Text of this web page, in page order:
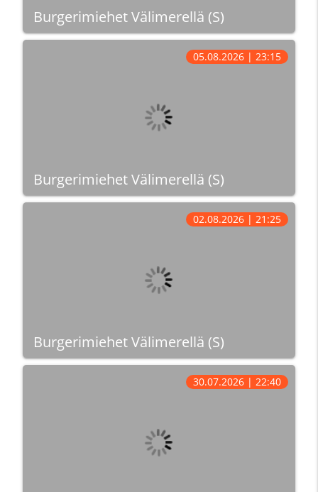
Burgerimiehet Välimerellä (S)
Burgerimiehet Välimerellä (S)
05.08.2026 | 23:15
Burgerimiehet Välimerellä (S)
02.08.2026 | 21:25
30.07.2026 | 22:40